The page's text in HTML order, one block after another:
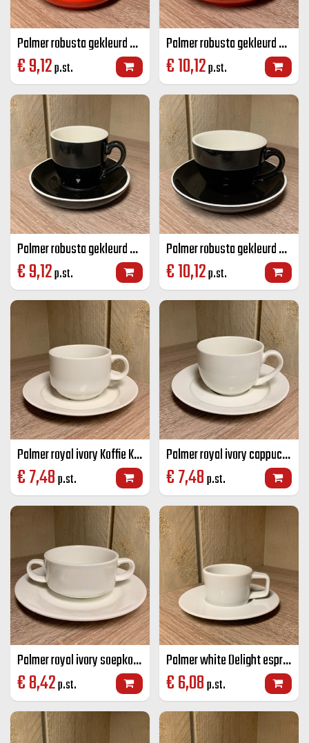
Palmer robusta gekleurd koffie K+S rood 14 CL
€9,12p.st.
Palmer robusta gekleurd cappuccino K+S rood 18 CL
€10,12p.st.
Palmer robusta gekleurd koffie K+S zwart 14 CL
€9,12p.st.
Palmer robusta gekleurd cappuccino K+S zwart 18 CL
€10,12p.st.
Palmer royal ivory Koffie K+S stapelbaar ivoor 17,5 cl
€7,48p.st.
Palmer royal ivory cappuccino K+S ivoor 17,5 cl
€7,48p.st.
Palmer royal ivory soepkop ivoor 21,5 cl
€8,42p.st.
Palmer white Delight espresso K+S wit 7 cl
€6,08p.st.